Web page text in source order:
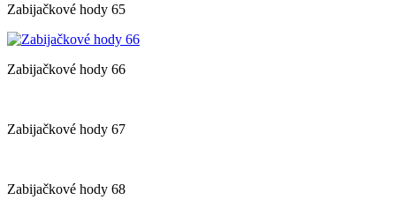
Zabijačkové hody 65
Zabijačkové hody 66
Zabijačkové hody 67
Zabijačkové hody 68